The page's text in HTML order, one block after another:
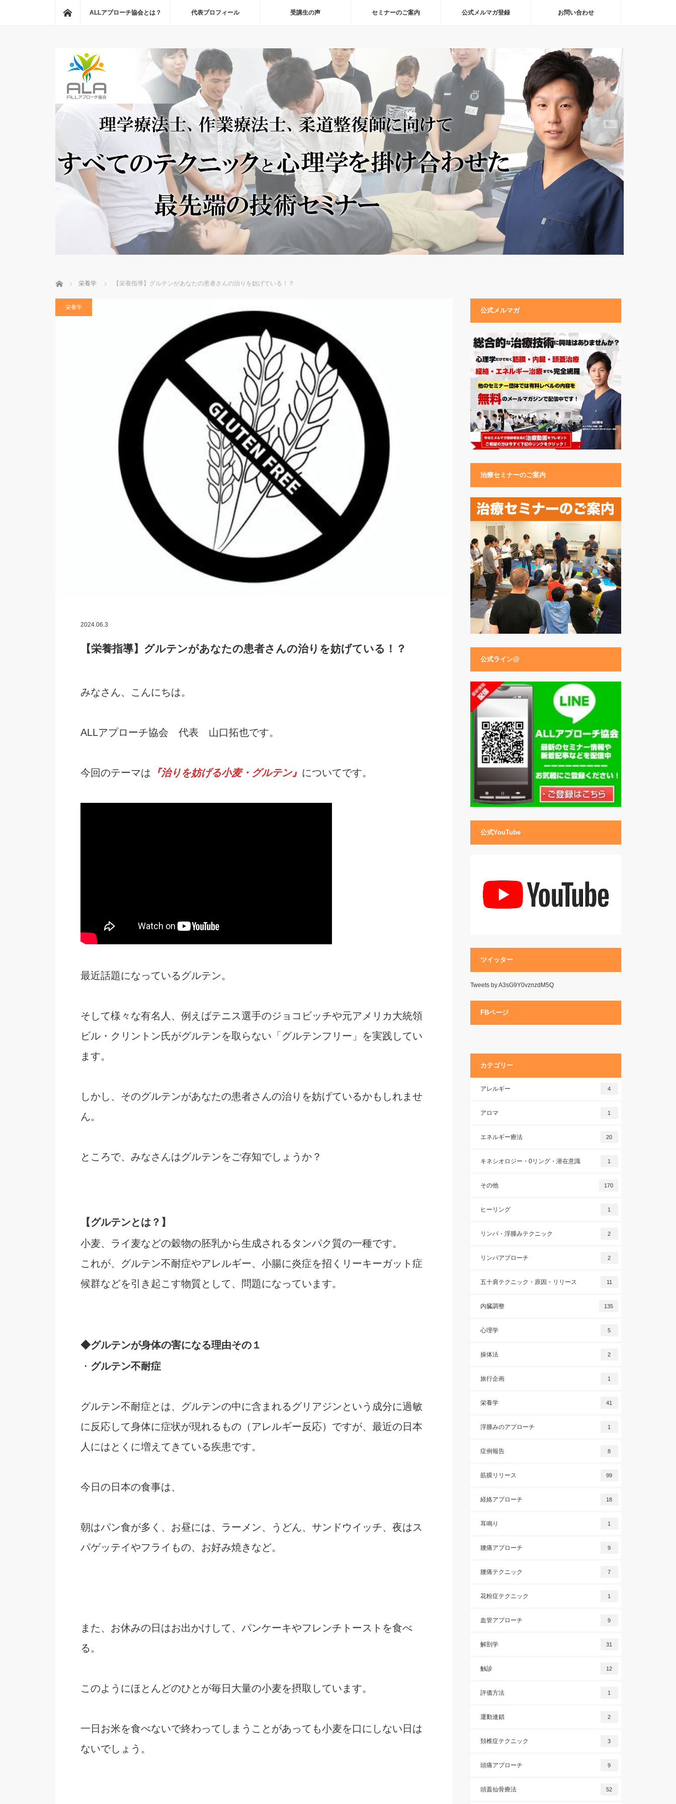
ホーム
ALLアプローチ協会とは？ 代表プロフィール 受講生の声 セミナーのご案内 公式メルマガ登録 お問い合わせ
ホーム 栄養学 【栄養指導】グルテンがあなたの患者さんの治りを妨げている！？
栄養学
2024.06.3
【栄養指導】グルテンがあなたの患者さんの治りを妨げている！？
みなさん、こんにちは。
ALLアプローチ協会 代表 山口拓也です。
今回のテーマは 『治りを妨げる小麦・グルテン』 についてです。
最近話題になっているグルテン。
そして様々な有名人、例えばテニス選手のジョコビッチや元アメリカ大統領
ビル・クリントン氏がグルテンを取らない「グルテンフリー」を実践してい
ます。
しかし、そのグルテンがあなたの患者さんの治りを妨げているかもしれませ
ん。
ところで、みなさんはグルテンをご存知でしょうか？
【グルテンとは？】
小麦、ライ麦などの穀物の胚乳から生成されるタンパク質の一種です。
これが、グルテン不耐症やアレルギー、小腸に炎症を招くリーキーガット症
候群などを引き起こす物質として、問題になっています。
◆グルテンが身体の害になる理由その１
・ グルテン不耐症
グルテン不耐症とは、グルテンの中に含まれるグリアジンという成分に過敏
に反応して身体に症状が現れるもの（アレルギー反応）ですが、最近の日本
人にはとくに増えてきている疾患です。
今日の日本の食事は、
朝はパン食が多く、お昼には、ラーメン、うどん、サンドウイッチ、夜はス
パゲッテイやフライもの、お好み焼きなど。
また、お休みの日はお出かけして、パンケーキやフレンチトーストを食べ
る。
このようにほとんどのひとが毎日大量の小麦を摂取しています。
一日お米を食べないで終わってしまうことがあっても小麦を口にしない日は
ないでしょう。
公式メルマガ
治療セミナーのご案内
公式ライン@
公式YouTube
ツイッター
Tweets by A3sG9Y0vznzdM5Q
FBページ
カテゴリー
アレルギー 4
アロマ 1
エネルギー療法 20
キネシオロジー・0リング・潜在意識 1
その他 170
ヒーリング 1
リンパ・浮腫みテクニック 2
リンパアプローチ 2
五十肩テクニック・原因・リリース 11
内臓調整 135
心理学 5
操体法 2
旅行企画 1
栄養学 41
浮腫みのアプローチ 1
症例報告 8
筋膜リリース 99
経絡アプローチ 18
耳鳴り 1
腰痛アプローチ 9
腰痛テクニック 7
花粉症テクニック 1
血管アプローチ 9
解剖学 31
触診 12
評価方法 1
運動連鎖 2
頚椎症テクニック 3
頭痛アプローチ 9
頭蓋仙骨療法 52